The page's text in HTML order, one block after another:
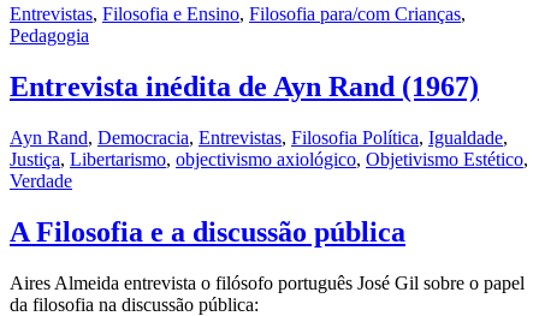
Entrevistas, Filosofia e Ensino, Filosofia para/com Crianças,
Pedagogia
Entrevista inédita de Ayn Rand (1967)
Ayn Rand, Democracia, Entrevistas, Filosofia Política, Igualdade,
Justiça, Libertarismo, objectivismo axiológico, Objetivismo Estético,
Verdade
A Filosofia e a discussão pública
Aires Almeida entrevista o filósofo português José Gil sobre o papel
da filosofia na discussão pública: